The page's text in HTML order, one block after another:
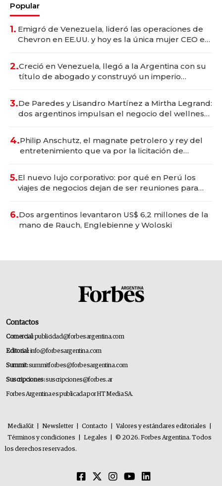
Popular
1. Emigró de Venezuela, lideró las operaciones de
Chevron en EE.UU. y hoy es la única mujer CEO en
2.Creció en Venezuela, llegó a la Argentina con su
título de abogado y construyó un imperio
3.De Paredes y Lisandro Martínez a Mirtha Legrand:
dos argentinos impulsan el negocio del wellness
4.Philip Anschutz, el magnate petrolero y rey del
entretenimiento que va por la licitación de
5.El nuevo lujo corporativo: por qué en Perú los
viajes de negocios dejan de ser reuniones para
6.Dos argentinos levantaron US$ 6,2 millones de la
mano de Rauch, Englebienne y Woloski
Contactos
Comercial:publicidad@forbesargentina.com
Editorial:info@forbesargentina.com
Summit:summitforbes@forbesargentina.com
Suscripciones:suscripciones@forbes.ar
Forbes Argentina es publicada por HT Media SA.
MediaKit Newsletter Contacto Valores y estándares editoriales
Términos y condiciones
Legales
© 2026. Forbes Argentina. Todos
los derechos reservados.